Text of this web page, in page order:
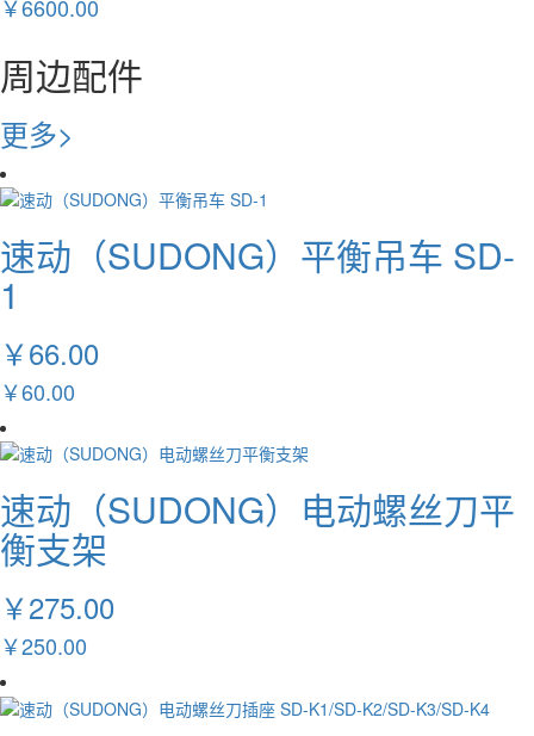
￥6600.00
周边配件
更多>
速动（SUDONG）平衡吊车 SD-
1
￥66.00
￥60.00
速动（SUDONG）电动螺丝刀平
衡支架
￥275.00
￥250.00